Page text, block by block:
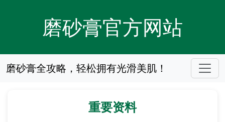
磨砂膏官方网站
磨砂膏全攻略，轻松拥有光滑美肌！
重要资料